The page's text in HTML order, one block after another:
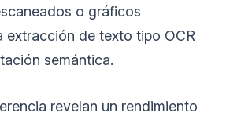
o gráficos
extracción de texto tipo OCR
semántica.
revelan un rendimiento